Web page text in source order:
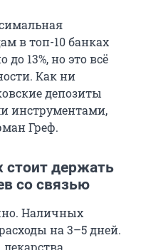
в топ-10 банках
до 13%, но это всё
Как ни
депозиты
инструментами,
Греф.
держать
со связью
Наличных
на 3–5 дней.